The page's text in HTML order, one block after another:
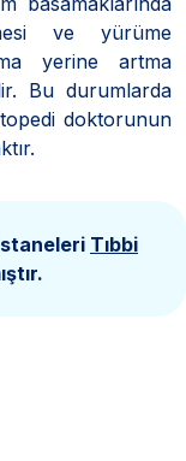
ve yürüme
yerine artma
Bu durumlarda
doktorunun
Tıbbi